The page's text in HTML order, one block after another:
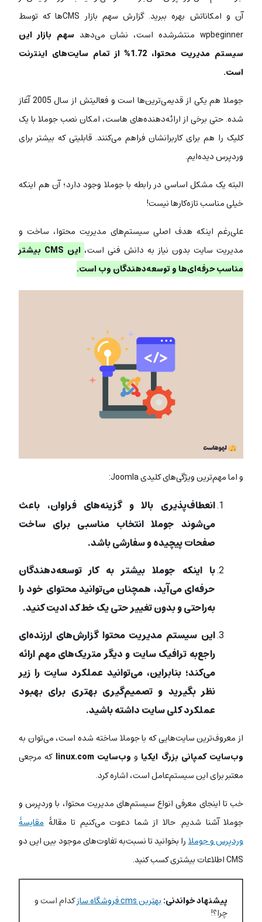
آن و امکاناتش بهره ببرید. گزارش سهم بازار CMSها که توسط
wpbeginner منتشرشده است، نشان می‌دهد
سهم بازار این
سیستم مدیریت محتوا، 1.72% از تمام سایت‌های اینترنت
است.
جوملا هم یکی از قدیمی‌ترین‌ها است و فعالیتش از سال 2005 آغاز
شده. حتی برخی از ارائه‌دهنده‌های هاست، امکان نصب جوملا با یک
کلیک را هم برای کاربرانشان فراهم می‌کنند. قابلیتی که بیشتر برای
وردپرس دیده‌ایم.
البته یک مشکل اساسی در رابطه با جوملا وجود دارد؛ آن هم اینکه
خیلی مناسب تازه‌کارها نیست!
علی‌رغم اینکه هدف اصلی سیستم‌های مدیریت محتوا، ساخت و
مدیریت سایت بدون نیاز به دانش فنی است،
این CMS بیشتر
مناسب حرفه‌ای‌ها و توسعه‌دهندگان وب است.
و اما مهم‌ترین ویژگی‌های کلیدی Joomla:
انعطاف‌پذیری بالا و گزینه‌های فراوان، باعث
می‌شوند جوملا انتخاب مناسبی برای ساخت
صفحات پیچیده و سفارشی باشد.
با اینکه جوملا بیشتر به کار توسعه‌دهندگان
حرفه‌ای می‌آید، همچنان می‌توانید محتوای خود را
به‌راحتی و بدون تغییر حتی یک خط کد ادیت کنید.
این سیستم مدیریت محتوا گزارش‌های ارزنده‌ای
راجع‌به ترافیک سایت و دیگر متریک‌های مهم ارائه
می‌کند؛ بنابراین، می‌توانید عملکرد سایت را زیر
نظر بگیرید و تصمیم‌گیری بهتری برای بهبود
عملکرد کلی سایت داشته باشید.
از معروف‌ترین سایت‌هایی که با جوملا ساخته‌ شده است، می‌توان به
وب‌سایت کمپانی بزرگ ایکیاو وب‌سایتlinux.com که مرجعی
معتبر برای این سیستم‌عامل است، اشاره کرد.
خب تا اینجای معرفی انواع سیستم‌های مدیریت محتوا، با وردپرس و
جوملا آشنا شدیم. حالا از شما دعوت می‌کنیم تا مقالۀ مقایسۀ
وردپرس و جوملارا بخوانید تا نسبت‌به تفاوت‌های موجود بین این دو
CMS اطلاعات بیشتری کسب کنید.
پیشنهاد خواندنی:بهترین cms فروشگاه ساز کدام است و
چرا؟!